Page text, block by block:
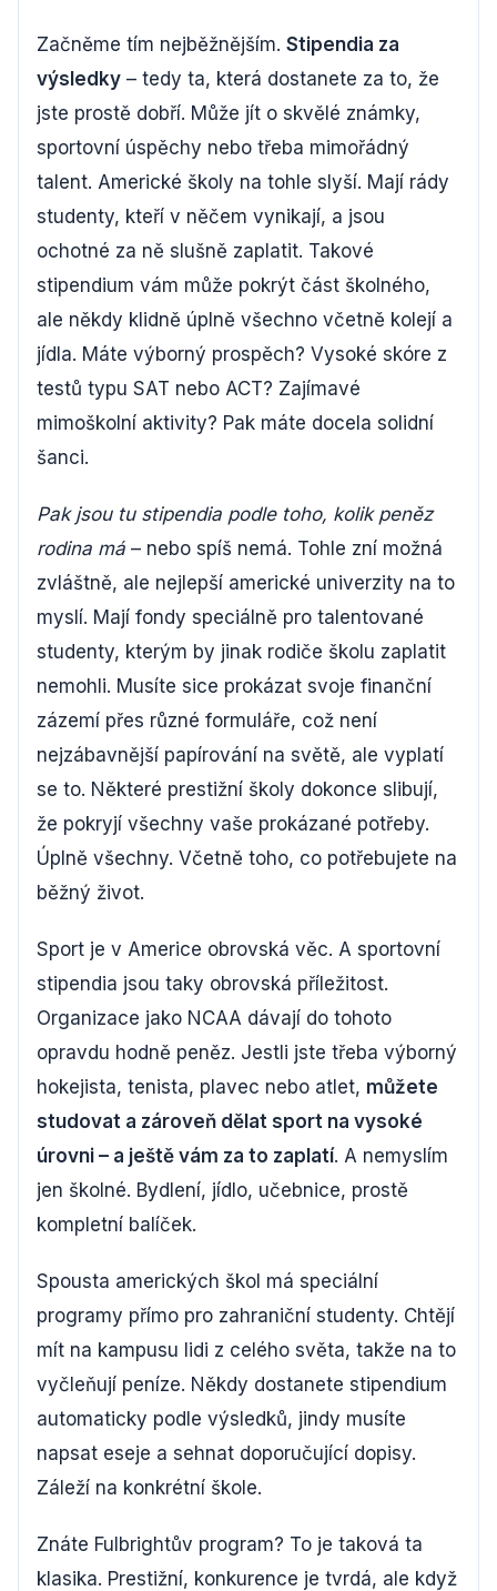
Začněme tím nejběžnějším. Stipendia za
výsledky – tedy ta, která dostanete za to, že
jste prostě dobří. Může jít o skvělé známky,
sportovní úspěchy nebo třeba mimořádný
talent. Americké školy na tohle slyší. Mají rády
studenty, kteří v něčem vynikají, a jsou
ochotné za ně slušně zaplatit. Takové
stipendium vám může pokrýt část školného,
ale někdy klidně úplně všechno včetně kolejí a
jídla. Máte výborný prospěch? Vysoké skóre z
testů typu SAT nebo ACT? Zajímavé
mimoškolní aktivity? Pak máte docela solidní
šanci.
Pak jsou tu stipendia podle toho, kolik peněz
rodina má – nebo spíš nemá. Tohle zní možná
zvláštně, ale nejlepší americké univerzity na to
myslí. Mají fondy speciálně pro talentované
studenty, kterým by jinak rodiče školu zaplatit
nemohli. Musíte sice prokázat svoje finanční
zázemí přes různé formuláře, což není
nejzábavnější papírování na světě, ale vyplatí
se to. Některé prestižní školy dokonce slibují,
že pokryjí všechny vaše prokázané potřeby.
Úplně všechny. Včetně toho, co potřebujete na
běžný život.
Sport je v Americe obrovská věc. A sportovní
stipendia jsou taky obrovská příležitost.
Organizace jako NCAA dávají do tohoto
opravdu hodně peněz. Jestli jste třeba výborný
hokejista, tenista, plavec nebo atlet, můžete
studovat a zároveň dělat sport na vysoké
úrovni – a ještě vám za to zaplatí. A nemyslím
jen školné. Bydlení, jídlo, učebnice, prostě
kompletní balíček.
Spousta amerických škol má speciální
programy přímo pro zahraniční studenty. Chtějí
mít na kampusu lidi z celého světa, takže na to
vyčleňují peníze. Někdy dostanete stipendium
automaticky podle výsledků, jindy musíte
napsat eseje a sehnat doporučující dopisy.
Záleží na konkrétní škole.
Znáte Fulbrightův program? To je taková ta
klasika. Prestižní, konkurence je tvrdá, ale když